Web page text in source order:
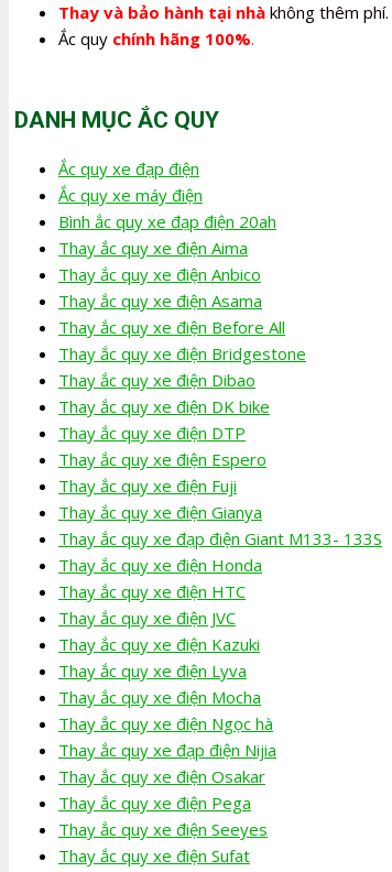
Thay và bảo hành tại nhà không thêm phí.
Ắc quy chính hãng 100%.
DANH MỤC ẮC QUY
Ắc quy xe đạp điện
Ắc quy xe máy điện
Bình ắc quy xe đạp điện 20ah
Thay ắc quy xe điện Aima
Thay ắc quy xe điện Anbico
Thay ắc quy xe điện Asama
Thay ắc quy xe điện Before All
Thay ắc quy xe điện Bridgestone
Thay ắc quy xe điện Dibao
Thay ắc quy xe điện DK bike
Thay ắc quy xe điện DTP
Thay ắc quy xe điện Espero
Thay ắc quy xe điện Fuji
Thay ắc quy xe điện Gianya
Thay ắc quy xe đạp điện Giant M133- 133S
Thay ắc quy xe điện Honda
Thay ắc quy xe điện HTC
Thay ắc quy xe điện JVC
Thay ắc quy xe điện Kazuki
Thay ắc quy xe điện Lyva
Thay ắc quy xe điện Mocha
Thay ắc quy xe điện Ngọc hà
Thay ắc quy xe đạp điện Nijia
Thay ắc quy xe điện Osakar
Thay ắc quy xe điện Pega
Thay ắc quy xe điện Seeyes
Thay ắc quy xe điện Sufat